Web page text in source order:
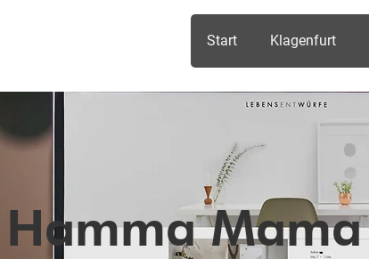
Start Klagenfurt
Hamma Mama